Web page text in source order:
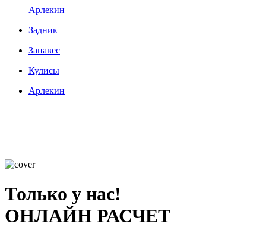
Арлекин
Задник
Занавес
Кулисы
Арлекин
Только у нас!
ОНЛАЙН РАСЧЕТ